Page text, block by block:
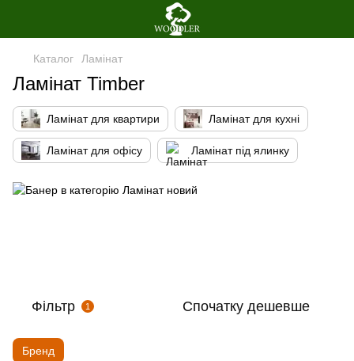
Каталог Ламінат
Ламiнат Timber
Ламінат для квартири Ламінат для кухні
Ламінат для офісу Ламінат під ялинку
Фільтр 1 Спочатку дешевше
Бренд